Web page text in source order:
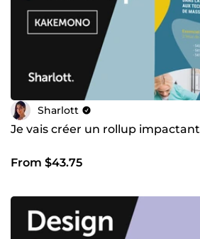
Sharlott
Je vais créer un rollup impactant
From $43.75